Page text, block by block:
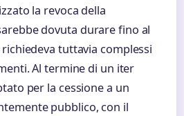
la revoca della
dovuta durare fino al
tuttavia complessi
Al termine di un iter
per la cessione a un
pubblico, con il